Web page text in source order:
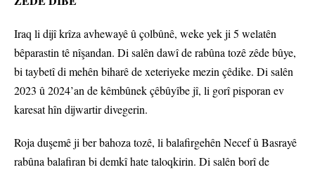
Iraq li dijî krîza avhewayê û çolbûnê, weke yek ji 5 welatên
bêparastin tê nîşandan. Di salên dawî de rabûna tozê zêde bûye,
bi taybetî di mehên biharê de xeteriyeke mezin çêdike. Di salên
2023 û 2024’an de kêmbûnek çêbûyîbe jî, li gorî pisporan ev
karesat hîn dijwartir divegerin.
Roja duşemê ji ber bahoza tozê, li balafirgehên Necef û Basrayê
rabûna balafiran bi demkî hate taloqkirin. Di salên borî de